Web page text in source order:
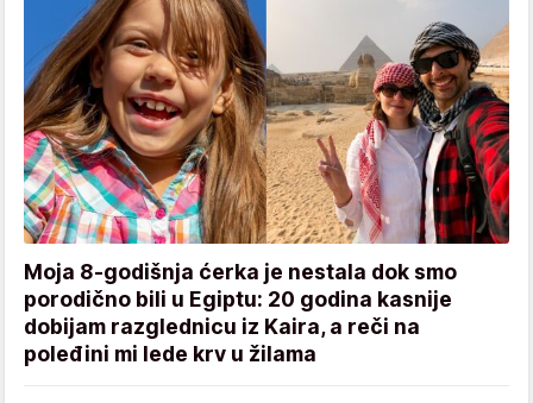
Moja 8-godišnja ćerka je nestala dok smo
porodično bili u Egiptu: 20 godina kasnije
dobijam razglednicu iz Kaira, a reči na
poleđini mi lede krv u žilama